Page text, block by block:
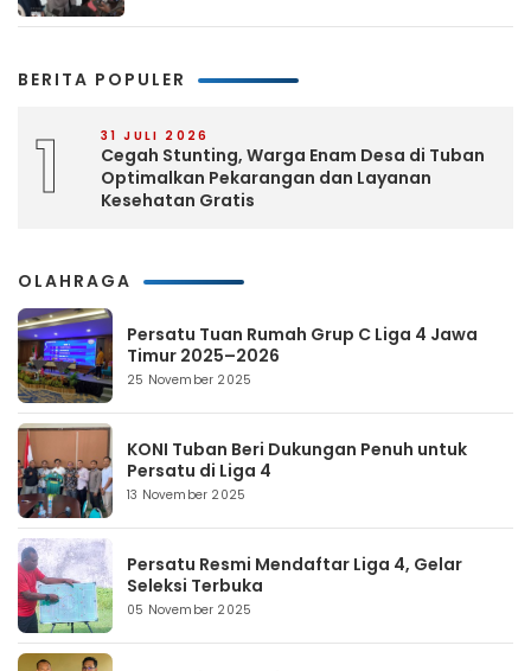
BERITA POPULER
1 31 JULI 2026
Cegah Stunting, Warga Enam Desa di Tuban
Optimalkan Pekarangan dan Layanan
Kesehatan Gratis
OLAHRAGA
Persatu Tuan Rumah Grup C Liga 4 Jawa
Timur 2025–2026
25 November 2025
KONI Tuban Beri Dukungan Penuh untuk
Persatu di Liga 4
13 November 2025
Persatu Resmi Mendaftar Liga 4, Gelar
Seleksi Terbuka
05 November 2025